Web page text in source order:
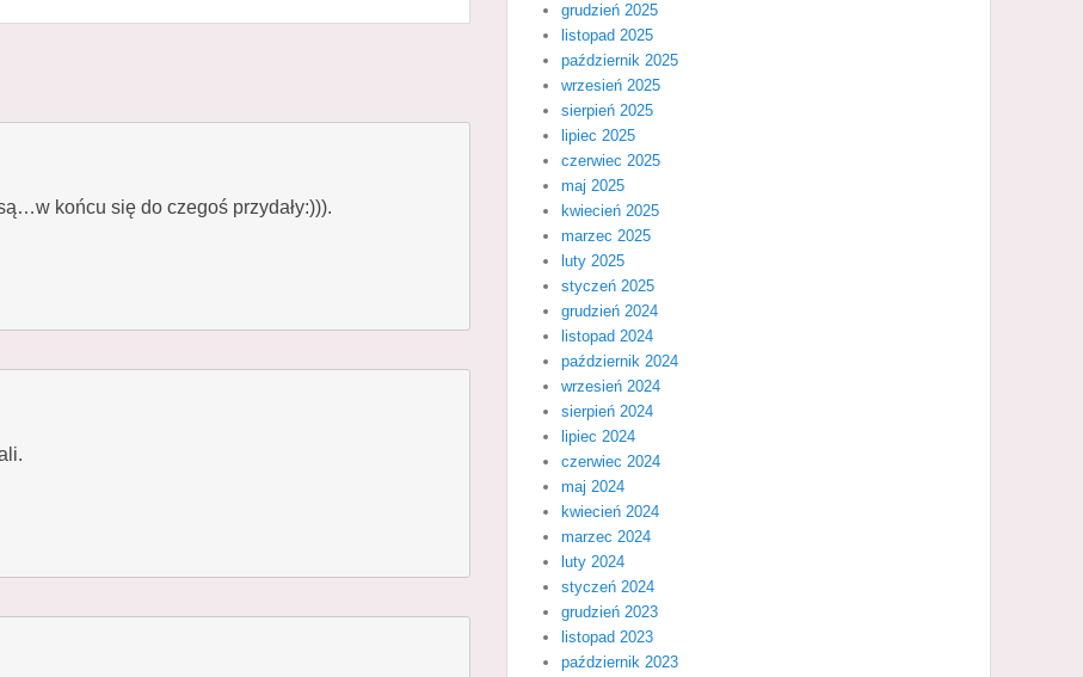
końcu się do czegoś przydały:))).
grudzień 2025
listopad 2025
październik 2025
wrzesień 2025
sierpień 2025
lipiec 2025
czerwiec 2025
maj 2025
kwiecień 2025
marzec 2025
luty 2025
styczeń 2025
grudzień 2024
listopad 2024
październik 2024
wrzesień 2024
sierpień 2024
lipiec 2024
czerwiec 2024
maj 2024
kwiecień 2024
marzec 2024
luty 2024
styczeń 2024
grudzień 2023
listopad 2023
październik 2023